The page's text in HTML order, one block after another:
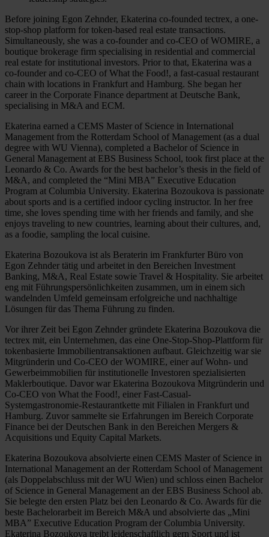
Before joining Egon Zehnder, Ekaterina co-founded tectrex, a one-
stop-shop platform for token-based real estate transactions.
Simultaneously, she was a co-founder and co-CEO of WOMIRE, a
boutique brokerage firm specialising in residential and commercial
real estate for institutional investors. Prior to that, Ekaterina was a
co-founder and co-CEO of What the Food!, a fast-casual restaurant
chain with locations in Frankfurt and Hamburg. She began her
career in the Corporate Finance department at Deutsche Bank,
specialising in M&A and ECM.
Ekaterina earned a CEMS Master of Science in International
Management from the Rotterdam School of Management (as a dual
degree with WU Vienna), completed a Bachelor of Science in
General Management at EBS Business School, took first place at the
Leonardo & Co. Awards for the best bachelor’s thesis in the field of
M&A, and completed the “Mini MBA” Executive Education
Program at Columbia University. Ekaterina Bozoukova is passionate
about sports and is a certified indoor cycling instructor. In her free
time, she loves spending time with her friends and family, and she
enjoys traveling to new countries, learning about their cultures, and,
as a foodie, sampling the local cuisine.
Ekaterina Bozoukova ist als Beraterin im Frankfurter Büro von
Egon Zehnder tätig und arbeitet in den Bereichen Investment
Banking, M&A, Real Estate sowie Travel & Hospitality. Sie arbeitet
eng mit Führungspersönlichkeiten zusammen, um in einem sich
wandelnden Umfeld gemeinsam erfolgreiche und nachhaltige
Lösungen für das Thema Führung zu finden.
Vor ihrer Zeit bei Egon Zehnder gründete Ekaterina Bozoukova die
tectrex mit, ein Unternehmen, das eine One-Stop-Shop-Plattform für
tokenbasierte Immobilientransaktionen aufbaut. Gleichzeitig war sie
Mitgründerin und Co-CEO der WOMIRE, einer auf Wohn- und
Gewerbeimmobilien für institutionelle Investoren spezialisierten
Maklerboutique. Davor war Ekaterina Bozoukova Mitgründerin und
Co-CEO von What the Food!, einer Fast-Casual-
Systemgastronomie-Restaurantkette mit Filialen in Frankfurt und
Hamburg. Zuvor sammelte sie Erfahrungen im Bereich Corporate
Finance bei der Deutschen Bank in den Bereichen Mergers &
Acquisitions und Equity Capital Markets.
Ekaterina Bozoukova absolvierte einen CEMS Master of Science in
International Management an der Rotterdam School of Management
(als Doppelabschluss mit der WU Wien) und schloss einen Bachelor
of Science in General Management an der EBS Business School ab.
Sie belegte den ersten Platz bei den Leonardo & Co. Awards für die
beste Bachelorarbeit im Bereich M&A und absolvierte das „Mini
MBA” Executive Education Program der Columbia University.
Ekaterina Bozoukova treibt leidenschaftlich gern Sport und ist